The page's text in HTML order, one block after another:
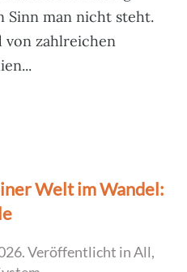
Sinn man nicht steht.
von zahlreichen
Welt im Wandel:
. Veröffentlicht inAll,